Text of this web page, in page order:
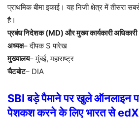
प्राथमिक बीमा इकाई। यह निजी क्षेत्र में तीसरा सबसे
है।
प्रबंध निदेशक (MD) और मुख्य कार्यकारी
अध्यक्ष– दीपक S पारेख
मुख्यालय– मुंबई, महाराष्ट्र
चैटबोट– DIA
SBI बड़े पैमाने पर खुले ऑनलाइन
पेशकश करने के लिए भारत से edX